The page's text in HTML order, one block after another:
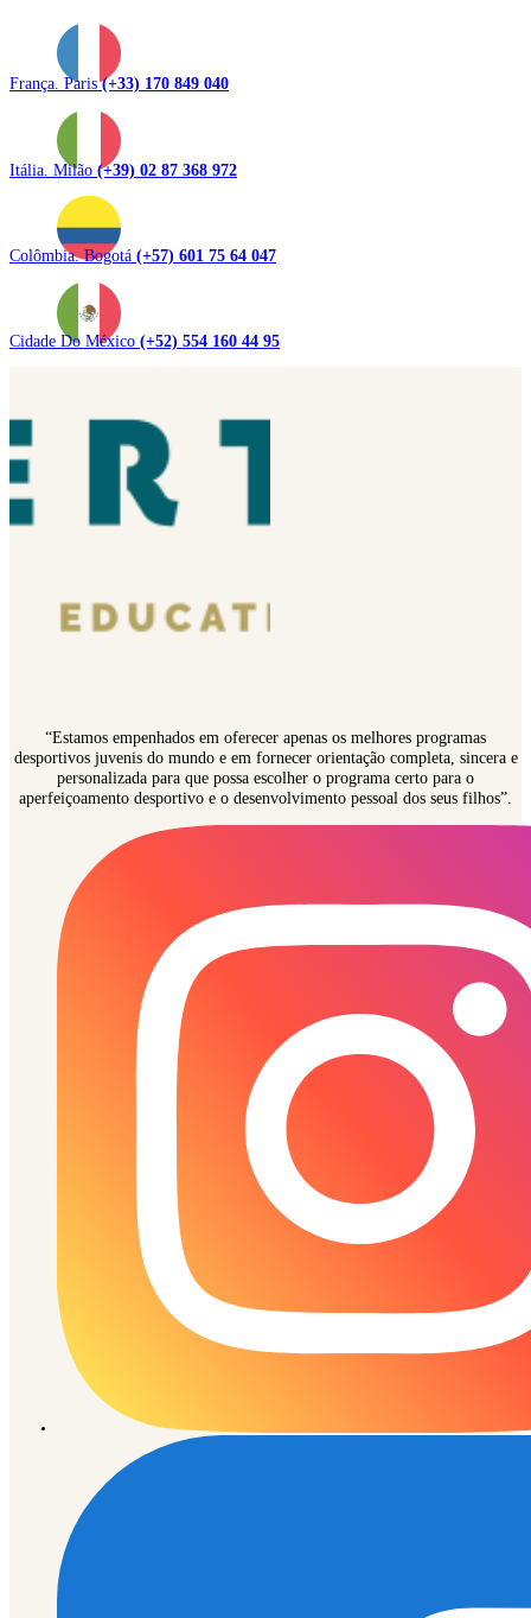
França. Paris(+33) 170 849 040
Itália. Milão (+39) 02 87 368 972
Colômbia. Bogotá (+57) 601 75 64 047
Cidade Do México (+52) 554 160 44 95
“Estamos empenhados em oferecer apenas os melhores programas
desportivos juvenis do mundo e em fornecer orientação completa, sincera e
personalizada para que possa escolher o programa certo para o
aperfeiçoamento desportivo e o desenvolvimento pessoal dos seus filhos”.